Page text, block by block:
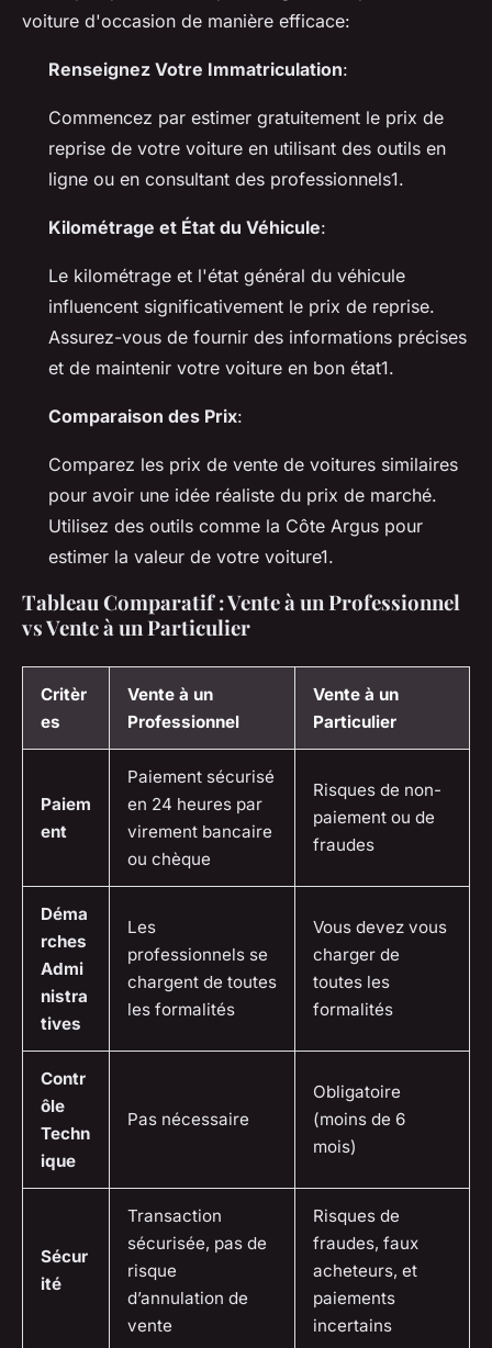
voiture d'occasion de manière efficace:
Renseignez Votre Immatriculation:
Commencez par estimer gratuitement le prix de
reprise de votre voiture en utilisant des outils en
ligne ou en consultant des professionnels1.
Kilométrage et État du Véhicule:
Le kilométrage et l'état général du véhicule
influencent significativement le prix de reprise.
Assurez-vous de fournir des informations précises
et de maintenir votre voiture en bon état1.
Comparaison des Prix:
Comparez les prix de vente de voitures similaires
pour avoir une idée réaliste du prix de marché.
Utilisez des outils comme la Côte Argus pour
estimer la valeur de votre voiture1.
Tableau Comparatif : Vente à un Professionnel
vs Vente à un Particulier
Critèr
es
Vente à un
Professionnel
Vente à un
Particulier
Paiem
ent
Paiement sécurisé
en 24 heures par
virement bancaire
ou chèque
Risques de non-
paiement ou de
fraudes
Déma
rches
Admi
nistra
tives
Les
professionnels se
chargent de toutes
les formalités
Vous devez vous
charger de
toutes les
formalités
Contr
ôle
Techn
ique
Pas nécessaire
Obligatoire
(moins de 6
mois)
Sécur
ité
Transaction
sécurisée, pas de
risque
d’annulation de
vente
Risques de
fraudes, faux
acheteurs, et
paiements
incertains